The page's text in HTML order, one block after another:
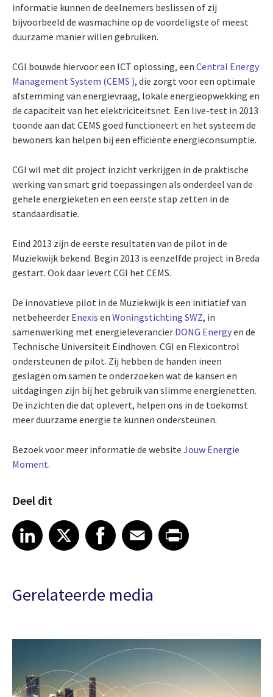
informatie kunnen de deelnemers beslissen of zij
bijvoorbeeld de wasmachine op de voordeligste of meest
duurzame manier willen gebruiken.
CGI bouwde hiervoor een ICT oplossing, een Central Energy
Management System (CEMS ), die zorgt voor een optimale
afstemming van energievraag, lokale energieopwekking en
de capaciteit van het elektriciteitsnet. Een live-test in 2013
toonde aan dat CEMS goed functioneert en het systeem de
bewoners kan helpen bij een efficiënte energieconsumptie.
CGI wil met dit project inzicht verkrijgen in de praktische
werking van smart grid toepassingen als onderdeel van de
gehele energieketen en een eerste stap zetten in de
standaardisatie.
Eind 2013 zijn de eerste resultaten van de pilot in de
Muziekwijk bekend. Begin 2013 is eenzelfde project in Breda
gestart. Ook daar levert CGI het CEMS.
De innovatieve pilot in de Muziekwijk is een initiatief van
netbeheerder Enexis en Woningstichting SWZ, in
samenwerking met energieleverancier DONG Energyen de
Technische Universiteit Eindhoven. CGI en Flexicontrol
ondersteunen de pilot. Zij hebben de handen ineen
geslagen om samen te onderzoeken wat de kansen en
uitdagingen zijn bij het gebruik van slimme energienetten.
De inzichten die dat oplevert, helpen ons in de toekomst
meer duurzame energie te kunnen ondersteunen.
Bezoek voor meer informatie de website Jouw Energie
Moment.
Deel dit
Share article on LinkedIn
LinkedIn
Share article on XShare article on Facebook
Facebook
Share article on Email
EmailShare article on Print
Gerelateerde media